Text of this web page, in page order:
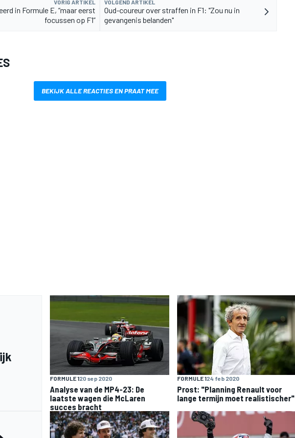
VORIG ARTIKEL
in Formule E, “maar eerst
focussen op F1”
VOLGEND ARTIKEL
Oud-coureur over straffen in F1: "Zou nu in
gevangenis belanden"
BEKIJK ALLE REACTIES EN PRAAT MEE
FORMULE 120 sep 2020
Analyse van de MP4-23: De
laatste wagen die McLaren
succes bracht
FORMULE 124 feb 2020
Prost: "Planning Renault voor
lange termijn moet realistischer"